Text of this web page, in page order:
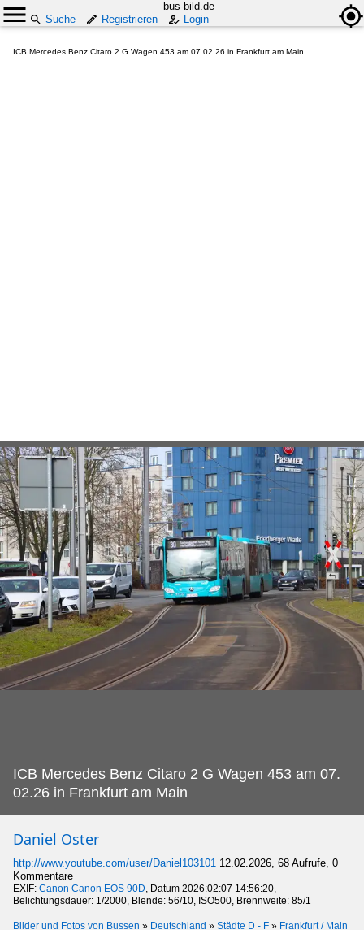
bus-bild.de
Suche
Registrieren Login
ICB Mercedes Benz Citaro 2 G Wagen 453 am 07.02.26 in Frankfurt am Main
ICB Mercedes Benz Citaro 2 G Wagen 453 am 07.
02.26 in Frankfurt am Main
Daniel Oster
http://www.youtube.com/user/Daniel103101 12.02.2026, 68 Aufrufe, 0
Kommentare
EXIF: Canon Canon EOS 90D, Datum 2026:02:07 14:56:20,
Belichtungsdauer: 1/2000, Blende: 56/10, ISO500, Brennweite: 85/1
Bilder und Fotos von Bussen » Deutschland » Städte D - F » Frankfurt / Main